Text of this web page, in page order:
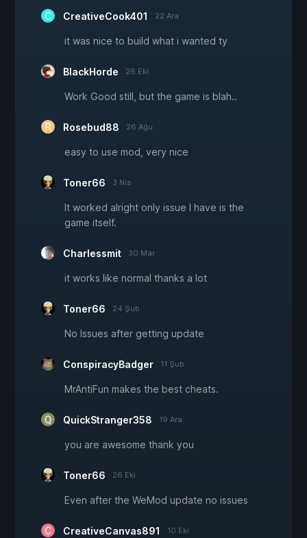
CreativeCook401 22 Ara
it was nice to build what i wanted ty
BlackHorde 26 Eki
Work Good still, but the game is blah..
Rosebud88 26 Ağu
easy to use mod, very nice
Toner66 3 Nis
It worked alright only issue I have is the
game itself.
Charlessmit 30 Mar
it works like normal thanks a lot
Toner66 24 Şub
No Issues after getting update
ConspiracyBadger 11 Şub
MrAntiFun makes the best cheats.
QuickStranger358 19 Ara
you are awesome thank you
Toner66 26 Eki
Even after the WeMod update no issues
CreativeCanvas891 10 Eki